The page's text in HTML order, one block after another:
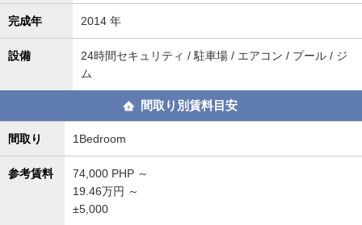
完成年 2014 年
設備
24時間セキュリティ / 駐車場 / エアコン / プール / ジ
ム
間取り別賃料目安
間取り 1Bedroom
参考賃料 74,000 PHP ～
19.46万円 ～
±5,000